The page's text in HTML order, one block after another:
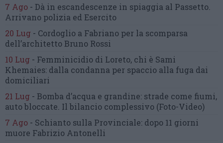
7 Ago - Dà in escandescenze in spiaggia al Passetto.
Arrivano polizia ed Esercito
20 Lug - Cordoglio a Fabriano per la scomparsa
dell’architetto Bruno Rossi
10 Lug - Femminicidio di Loreto, chi è Sami
Khemaies: dalla condanna per spaccio alla fuga dai
domiciliari
21 Lug - Bomba d’acqua e grandine: strade come fiumi,
auto bloccate. Il bilancio complessivo (Foto-Video)
7 Ago - Schianto sulla Provinciale: dopo 11 giorni
muore Fabrizio Antonelli